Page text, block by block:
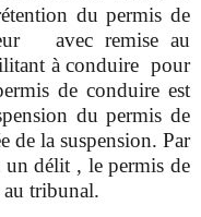
du permis de
avec remise au
à conduire pour
de conduire est
du permis de
de la suspension. Par
un délit , le permis de
au tribunal.